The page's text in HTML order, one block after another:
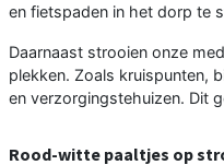
en fietspaden in het dorp te
Daarnaast strooien onze
plekken. Zoals kruispunten,
en verzorgingstehuizen. Dit
Rood-witte paaltjes op